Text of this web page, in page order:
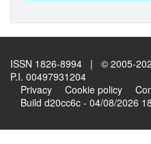
ISSN 1826-8994 | © 2005-
P.I. 00497931204
Privacy
Cookie policy
Build d20cc6c - 04/08/2026